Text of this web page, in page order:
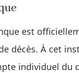
est
décès. À cet
individuel du